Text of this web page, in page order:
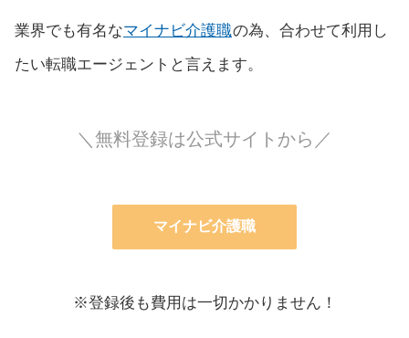
業界でも有名なマイナビ介護職の為、合わせて利用し
たい転職エージェントと言えます。
＼無料登録は公式サイトから／
マイナビ介護職
※登録後も費用は一切かかりません！